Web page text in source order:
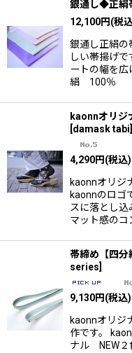
銀通し◆正絹
12,100円(税
銀通し正絹の
しい帯揚げ
ートの幅を
絹 100％ 【
kaonnオリジ
damask tabi
4,290円(税込)
kaonnオリジ
kaonnのロゴ
スに落とし込
マット感のコ
帯締め【四分
series
9,130円(税込)
kaonnオリジ
作です。
ナル NEW２